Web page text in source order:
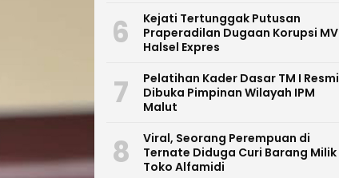
6
Kejati Tertunggak Putusan
Praperadilan Dugaan Korupsi MV
Halsel Expres
7
Pelatihan Kader Dasar TM I Resmi
Dibuka Pimpinan Wilayah IPM
Malut
8
Viral, Seorang Perempuan di
Ternate Diduga Curi Barang Milik
Toko Alfamidi